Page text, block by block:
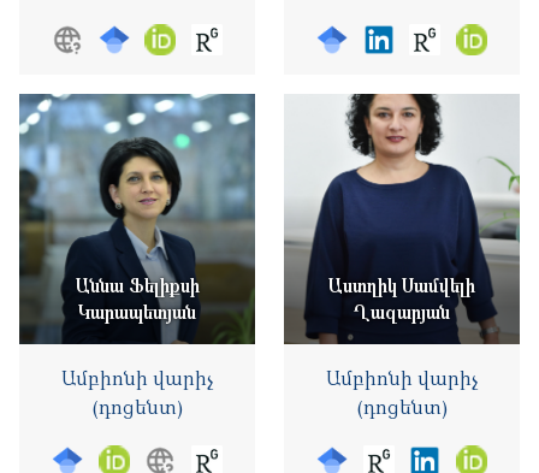
Աննա Ֆելիքսի
Կարապետյան
Ամբիոնի վարիչ
(դոցենտ)
Աստղիկ Սամվելի
Ղազարյան
Ամբիոնի վարիչ
(դոցենտ)